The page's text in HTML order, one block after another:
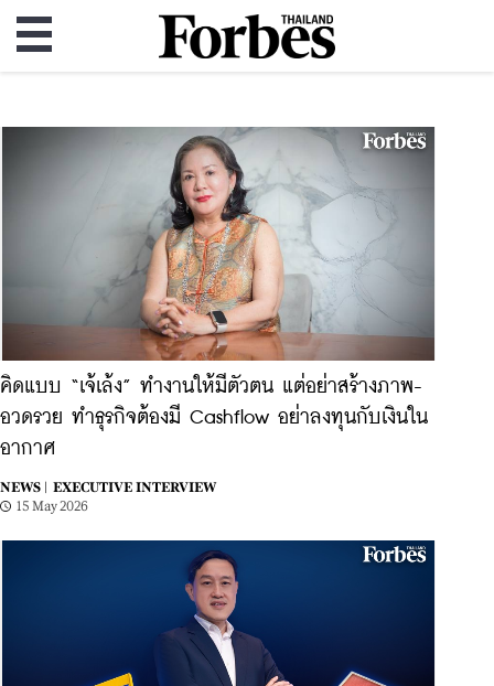
คิดแบบ “เจ้เล้ง” ทำงานให้มีตัวตน แต่อย่าสร้างภาพ-
อวดรวย ทำธุรกิจต้องมี Cashflow อย่าลงทุนกับเงินใน
อากาศ
NEWS |
EXECUTIVE INTERVIEW
15 May 2026